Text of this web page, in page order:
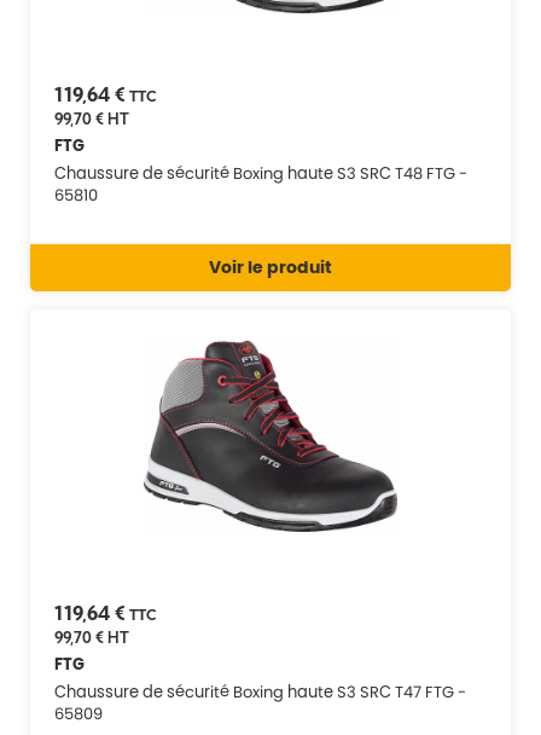
119,64 € TTC
99,70 €HT
FTG
Chaussure de sécurité Boxing haute S3 SRC T48 FTG -
65810
Voir le produit
119,64 € TTC
99,70 €HT
FTG
Chaussure de sécurité Boxing haute S3 SRC T47 FTG -
65809